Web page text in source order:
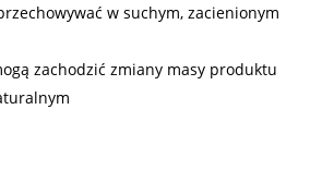
w suchym, zacienionym
zachodzić zmiany masy produktu